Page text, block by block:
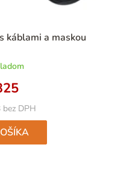
káblami a maskou
hodnotenie
je
4,6
z
5
hviezdičiek.
DPH